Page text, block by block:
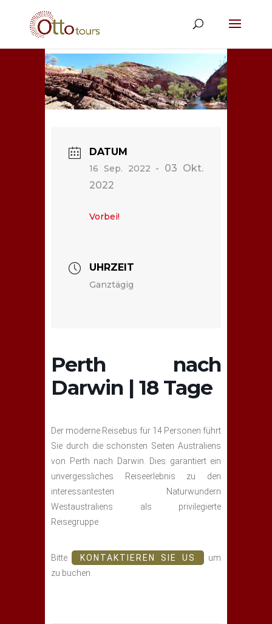
DATUM
16 Sep. 2022 - 03 Okt.
2022
Vorbei!
UHRZEIT
Ganztägig
Perth nach
Darwin | 18 Tage
Der moderne Reisebus für 14 Personen führt
Sie durch die schönsten Seiten Australiens
von Perth nach Darwin. Dies garantiert ein
unvergessliches Reiseerlebnis zu den
interessantesten Naturwundern
Westaustraliens als privilegierte
Reisegruppe.
Bitte KONTAKTIEREN SIE US
um
zu buchen.